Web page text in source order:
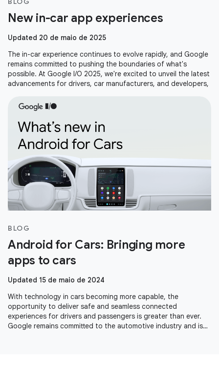
New in-car app experiences
Updated 20 de maio de 2025
The in-car experience continues to evolve rapidly, and Google
remains committed to pushing the boundaries of what's
possible. At Google I/O 2025, we're excited to unveil the latest
advancements for drivers, car manufacturers, and developers,
BLOG
Android for Cars: Bringing more
apps to cars
Updated 15 de maio de 2024
With technology in cars becoming more capable, the
opportunity to deliver safe and seamless connected
experiences for drivers and passengers is greater than ever.
Google remains committed to the automotive industry and is